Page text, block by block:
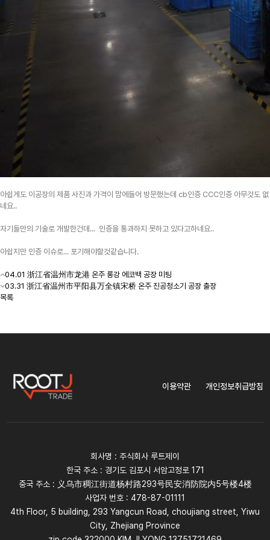
아쉽게도 이공장의 제품 사진과 가격이 맘에들어 방문했는데 cb인증 CCC인증 아무것도 없
네요..
자기들만의 기술로 개발한건데... 인증을 통과하지 못하고 있다고하네요..
아쉽지만 인증 이슈로... 포기해야할것같습니다.
04.01 浙江省温州市龙港 온주 롱강 에코백 공장 미팅
03.31 浙江省温州市平阳县万全镇宋桥 온주 진공청소기 공장 출장
목록
이용약관 개인정보취급방침
회사명 : 주식회사 루트제이
한국 주소 : 경기도 김포시 서암고정로 171
중국 주소 : 义乌市稠江街道杨村路293号民安消防院内5号楼4楼
사업자 번호 : 478-87-01111
4th Floor, 5 building, 293 Yangcun Road, choujiang street, Yiwu
City, Zhejiang Province